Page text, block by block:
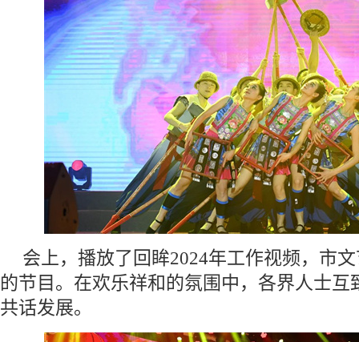
会上，播放了回眸2024年工作视频，市
的节目。在欢乐祥和的氛围中，各界人士互
共话发展。